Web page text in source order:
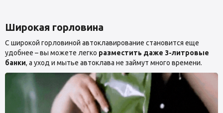
Широкая горловина
С широкой горловиной автоклавирование становится еще
удобнее – вы можете легко разместить даже 3-литровые
банки, а уход и мытье автоклава не займут много времени.